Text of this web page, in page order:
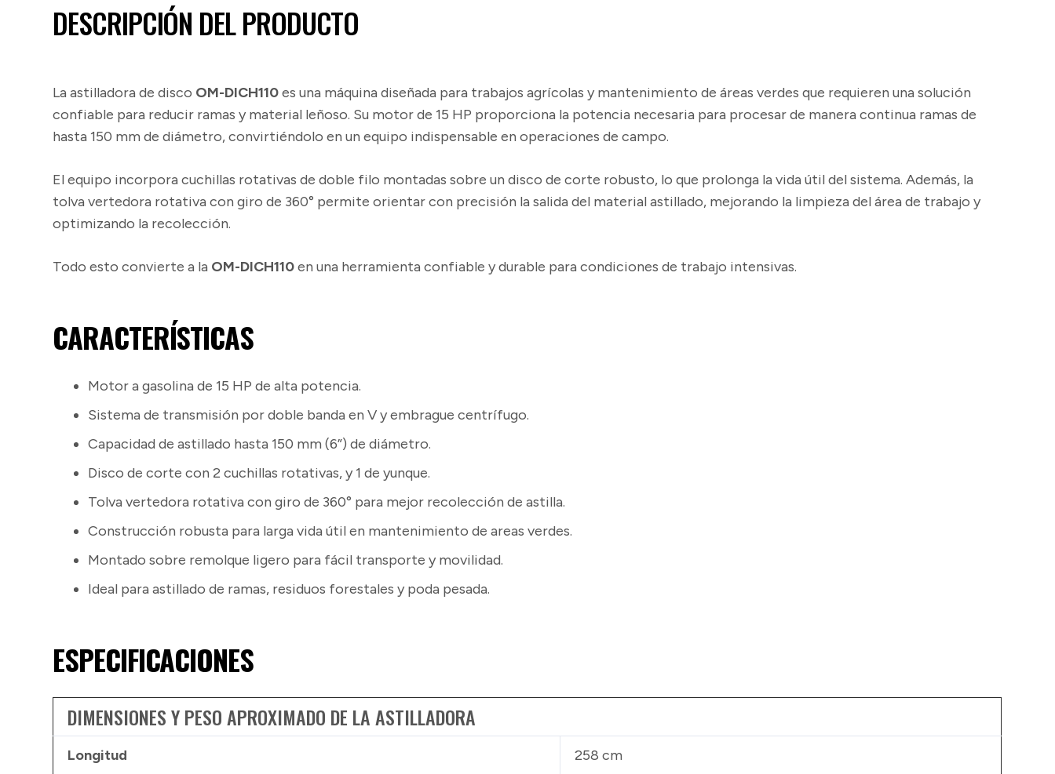
DESCRIPCIÓN DEL PRODUCTO
La astilladora de disco OM-DICH110es una máquina diseñada para trabajos agrícolas y mantenimiento de áreas verdes que requieren una solución
confiable para reducir ramas y material leñoso. Su motor de 15 HP proporciona la potencia necesaria para procesar de manera continua ramas de
hasta 150 mm de diámetro, convirtiéndolo en un equipo indispensable en operaciones de campo.
El equipo incorpora cuchillas rotativas de doble filo montadas sobre un disco de corte robusto, lo que prolonga la vida útil del sistema. Además, la
tolva vertedora rotativa con giro de 360° permite orientar con precisión la salida del material astillado, mejorando la limpieza del área de trabajo y
optimizando la recolección.
Todo esto convierte a la OM-DICH110en una herramienta confiable y durable para condiciones de trabajo intensivas.
CARACTERÍSTICAS
Motor a gasolina de 15 HP de alta potencia.
Sistema de transmisión por doble banda en V y embrague centrífugo.
Capacidad de astillado hasta 150 mm (6”) de diámetro.
Disco de corte con 2 cuchillas rotativas, y 1 de yunque.
Tolva vertedora rotativa con giro de 360° para mejor recolección de astilla.
Construcción robusta para larga vida útil en mantenimiento de areas verdes.
Montado sobre remolque ligero para fácil transporte y movilidad.
Ideal para astillado de ramas, residuos forestales y poda pesada.
ESPECIFICACIONES
DIMENSIONES Y PESO APROXIMADO DE LA ASTILLADORA
Longitud 258 cm